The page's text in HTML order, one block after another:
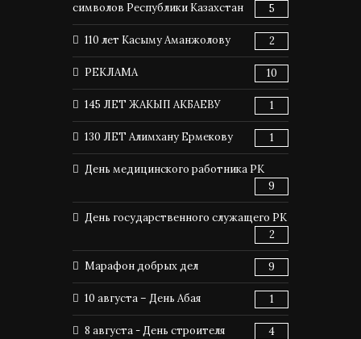
символов Республики Казахстан
5
110 лет Касыму Аманжолову 2
РЕКЛАМА 10
145 ЛЕТ ЖАКЫП АКБАЕВУ 1
130 ЛЕТ Алимхану Ермекову 1
День медицинского работника РК
9
День государственного служащего РК
2
Марафон добрых дел 9
10 августа – День Абая 1
8 августа - День строителя 4